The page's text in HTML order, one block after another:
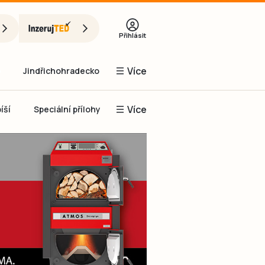
Přihlásit
Obnovit heslo
se
se přes Facebook
chci se
Registrovat
Jindřichohradecko Více
Prachaticko
Speciální přílohy Více
Inzerce